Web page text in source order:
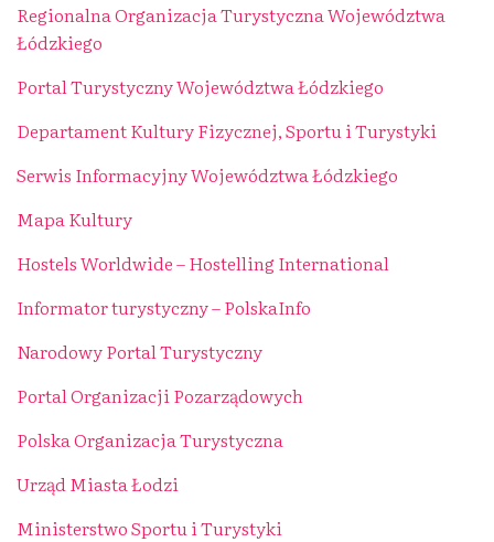
Regionalna Organizacja Turystyczna Województwa
Łódzkiego
Portal Turystyczny Województwa Łódzkiego
Departament Kultury Fizycznej, Sportu i Turystyki
Serwis Informacyjny Województwa Łódzkiego
Mapa Kultury
Hostels Worldwide – Hostelling International
Informator turystyczny – PolskaInfo
Narodowy Portal Turystyczny
Portal Organizacji Pozarządowych
Polska Organizacja Turystyczna
Urząd Miasta Łodzi
Ministerstwo Sportu i Turystyki